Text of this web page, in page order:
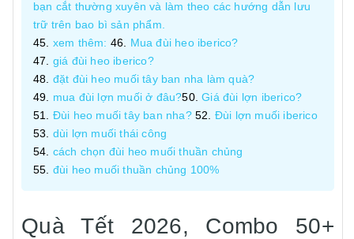
bạn cắt thường xuyên và làm theo các hướng dẫn lưu
trữ trên bao bì sản phẩm.
xem thêm:
Mua đùi heo iberico?
giá đùi heo iberico?
đặt đùi heo muối tây ban nha làm quà?
mua đùi lợn muối ở đâu?
Giá đùi lợn iberico?
Đùi heo muối tây ban nha?
Đùi lợn muối iberico
dùi lợn muối thái công
cách chọn đùi heo muối thuần chủng
đùi heo muối thuần chủng 100%
Quà Tết 2026, Combo 50+